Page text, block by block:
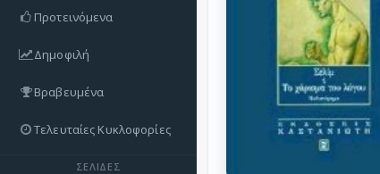
Προτεινόμενα
Δημοφιλή
Βραβευμένα
Τελευταίες Κυκλοφορίες
ΣΕΛΊΔΕΣ